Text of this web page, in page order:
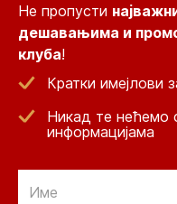
Не пропусти
дешавањима и
клуба!
Кратки имејлови
Никад те нећемо
информацијама